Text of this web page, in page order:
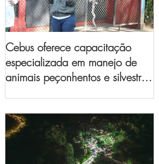
Cebus oferece capacitação
especializada em manejo de
animais peçonhentos e silvestres